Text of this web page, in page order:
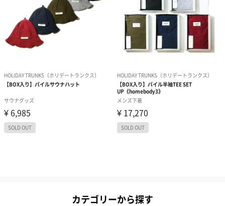
カテゴリーから探す